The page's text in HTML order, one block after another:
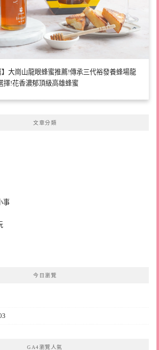
】大崗山龍眼蜂蜜推薦!傳承三代裕發養蜂場龍
擇!花香濃郁頂級高雄蜂蜜
文章分類
事
今日瀏覽
GA4瀏覽人氣